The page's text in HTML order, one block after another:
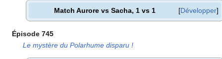
Développer
Match Aurore vs Sacha, 1 vs 1
Épisode 745
Le mystère du Polarhume disparu !